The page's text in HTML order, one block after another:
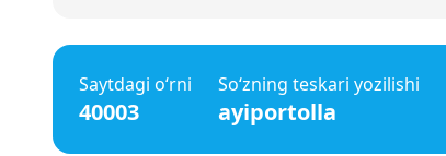
Saytdagi o‘rni
40003
So‘zning teskari yozilishi
ayiportolla